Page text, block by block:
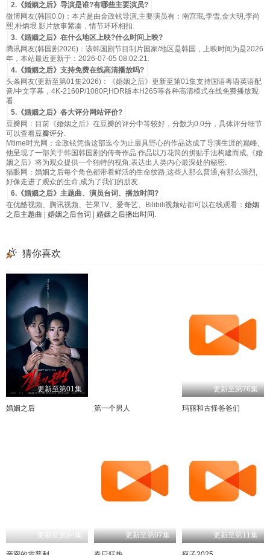
2.《婚姻之后》导演是谁?有哪些主要演员?
微博网友(韩国0.0)：本片是由金政铉导演,主要演员有：南宫珉,李雪,金大明,李尚
熙,朴炳垠.影片故事紧凑，情节环环相扣.
3.《婚姻之后》在什么地区上映?什么时间上映?
腾讯网友(韩国剧2026)：该韩国剧节目制片国家/地区是韩国，上映时间为是2026
年，本站最近更新于：2026-07-05 08:02:21.
4.《婚姻之后》支持免费在线高清播放吗?
头条网友(更新至第01集2026)：《婚姻之后》更新至第01集支持国语粤语英语配
音/中文字幕，4K-2160P/1080P,HDR版本H265等各种高清模式在线免费播放观
看.
5.《婚姻之后》各大评分网站评价?
豆瓣网：目前《婚姻之后》在豆瓣的评分中等较好，分数为0.0分，具体评分细节
可以查看豆瓣评分.
Mtime时光网：金政铉凭借这部迄今为止最具野心的作品达成了导演生涯的巅峰,
他呈现了一部关于韩国韩国剧的传奇作品.作品以万花筒的拼贴手法构建而成,《婚
姻之后》将为观众提供一个独特的视角,表达出人类内心最深处的秘密.
猫眼网：婚姻之后每个角色都带着鲜活的生命纹路,这些人那么普通,有那么强烈,
好像走进了观众的生命,成为了我们的朋友.
6.《婚姻之后》主题曲、演员台词、播放时间?
在优酷视频、腾讯视频、芒果TV、爱奇艺、Bilibili视频站都可以在线观看： 婚姻
之后主题曲
婚姻之后台词 婚姻之后播出时间 .
猜你喜欢
更新至第01集
婚姻之后 第一个男人
更新至第76集
玛丽和古怪爸爸们
更新至第84集 更新至第07集 更新至第11集